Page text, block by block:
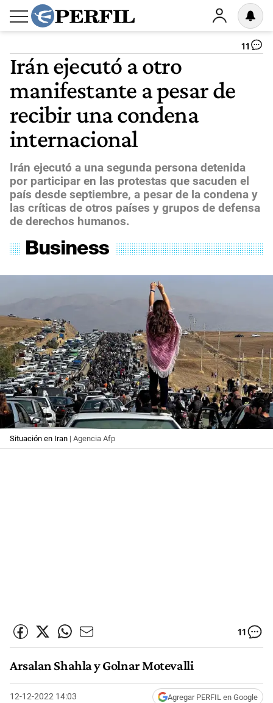
11
Irán ejecutó a otro
manifestante a pesar de
recibir una condena
internacional
Irán ejecutó a una segunda persona detenida
por participar en las protestas que sacuden el
país desde septiembre, a pesar de la condena y
las críticas de otros países y grupos de defensa
de derechos humanos.
Situación en Iran | Agencia Afp
11
Arsalan Shahla y Golnar Motevalli
12-12-2022 14:03 Agregar PERFIL en Google